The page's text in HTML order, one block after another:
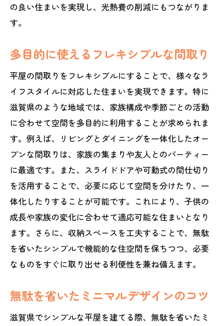
の良い住まいを実現し、光熱費の削減にもつながりま
す。
多目的に使えるフレキシブルな間取り
平屋の間取りをフレキシブルにすることで、様々なラ
イフスタイルに対応した住まいを実現できます。特に
滋賀県のような地域では、家族構成や季節ごとの活動
に合わせて空間を多目的に利用することが求められま
す。例えば、リビングとダイニングを一体化したオー
プンな間取りは、家族の集まりや友人とのパーティー
に最適です。また、スライドドアや可動式の間仕切り
を活用することで、必要に応じて空間を分けたり、一
体化したりすることが可能です。これにより、子供の
成長や家族の変化に合わせて適応可能な住まいとなり
ます。さらに、収納スペースを工夫することで、無駄
を省いたシンプルで機能的な住空間を保ちつつ、必要
なものをすぐに取り出せる利便性を兼ね備えます。
無駄を省いたミニマルデザインのコツ
滋賀県でシンプルな平屋を建てる際、無駄を省いたミ